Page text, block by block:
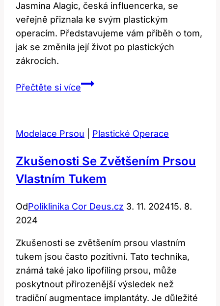
Jasmina Alagic, česká influencerka, se
veřejně přiznala ke svým plastickým
operacím. Představujeme vám příběh o tom,
jak se změnila její život po plastických
zákrocích.
Přečtěte si víceJasmina
a
plastikách
Modelace Prsou Plastické Operace
Zkušenosti Se Zvětšením Prsou
Vlastním Tukem
OdPoliklinika Cor Deus.cz 3. 11. 202415. 8.
2024
Zkušenosti se zvětšením prsou vlastním
tukem jsou často pozitivní. Tato technika,
známá také jako lipofiling prsou, může
poskytnout přirozenější výsledek než
tradiční augmentace implantáty. Je důležité